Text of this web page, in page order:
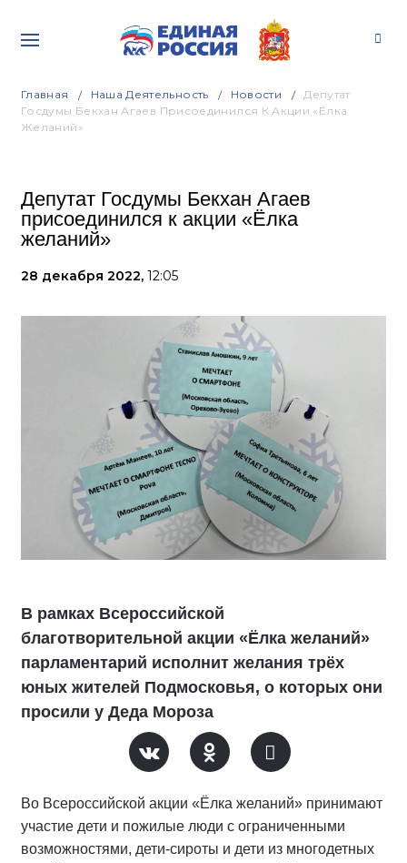
Главная Наша Деятельность Новости
Депутат
Госдумы Бекхан Агаев Присоединился К Акции «Ёлка
Желаний»
Депутат Госдумы Бекхан Агаев
присоединился к акции «Ёлка
желаний»
28 декабря 2022, 12:05
В рамках Всероссийской
благотворительной акции «Ёлка желаний»
парламентарий исполнит желания трёх
юных жителей Подмосковья, о которых они
просили у Деда Мороза
Во Всероссийской акции «Ёлка желаний» принимают
участие дети и пожилые люди с ограниченными
возможностями, дети-сироты и дети из многодетных